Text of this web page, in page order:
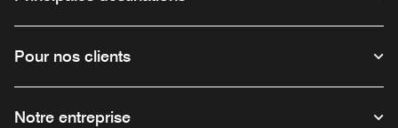
Pour nos clients
Notre entreprise